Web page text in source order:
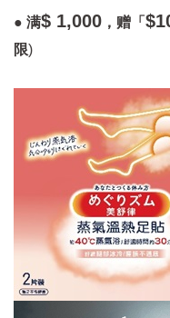
● 满$ 1,000 ，赠「
限)